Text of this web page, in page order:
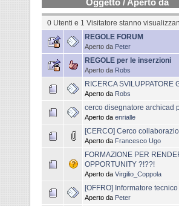
0 Utenti e 1 Visitatore stanno
REGOLE FORUM
Aperto da Peter
REGOLE per le inserzioni
Aperto da Robs
RICERCA SVILUPPATORE
Aperto da Robs
cerco disegnatore archicad
Aperto da enrialle
[CERCO] Cerco
Aperto da Francesco Ugo
FORMAZIONE PER
OPPORTUNITY ?!??!
Aperto da Virgilio_Coppola
[OFFRO] Informatore
Aperto da Peter